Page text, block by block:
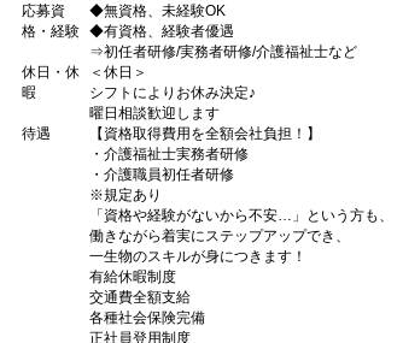
応募資
格・経験
◆無資格、未経験OK
◆有資格、経験者優遇
⇒初任者研修/実務者研修/介護福祉士など
休日・休
暇
＜休日＞
シフトによりお休み決定♪
曜日相談歓迎します
待遇
【資格取得費用を全額会社負担！】
・介護福祉士実務者研修
・介護職員初任者研修
※規定あり
「資格や経験がないから不安…」という方も、
働きながら着実にステップアップでき、
一生物のスキルが身につきます！
有給休暇制度
交通費全額支給
各種社会保険完備
正社員登用制度